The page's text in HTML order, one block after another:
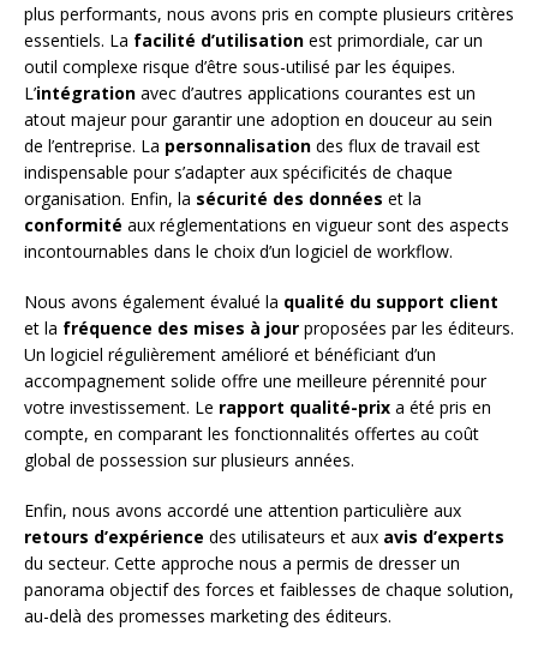
plus performants, nous avons pris en compte plusieurs critères
essentiels. La facilité d’utilisation est primordiale, car un
outil complexe risque d’être sous-utilisé par les équipes.
L’intégration avec d’autres applications courantes est un
atout majeur pour garantir une adoption en douceur au sein
de l’entreprise. La personnalisation des flux de travail est
indispensable pour s’adapter aux spécificités de chaque
organisation. Enfin, la sécurité des données et la
conformité aux réglementations en vigueur sont des aspects
incontournables dans le choix d’un logiciel de workflow.
Nous avons également évalué la qualité du support client
et la fréquence des mises à jour proposées par les éditeurs.
Un logiciel régulièrement amélioré et bénéficiant d’un
accompagnement solide offre une meilleure pérennité pour
votre investissement. Le rapport qualité-prix a été pris en
compte, en comparant les fonctionnalités offertes au coût
global de possession sur plusieurs années.
Enfin, nous avons accordé une attention particulière aux
retours d’expérience des utilisateurs et aux avis d’experts
du secteur. Cette approche nous a permis de dresser un
panorama objectif des forces et faiblesses de chaque solution,
au-delà des promesses marketing des éditeurs.